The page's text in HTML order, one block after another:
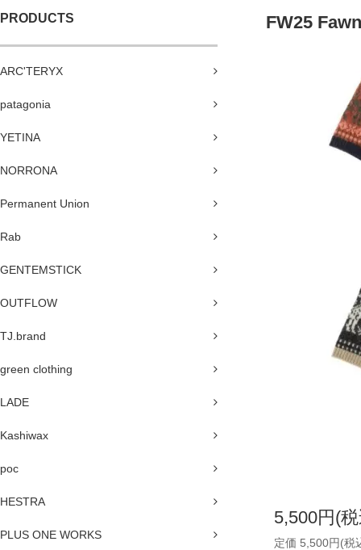
PRODUCTS
ARC'TERYX
patagonia
YETINA
NORRONA
Permanent Union
Rab
GENTEMSTICK
OUTFLOW
TJ.brand
green clothing
LADE
Kashiwax
poc
HESTRA
PLUS ONE WORKS
FW25
5,500円(
定価 5,500円(税